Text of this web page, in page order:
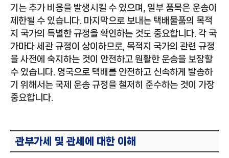
기는 추가 비용을 발생시킬 수 있으며, 일부 품목은 운송이
제한될 수 있습니다. 마지막으로 보내는 택배물품의 목적
지 국가의 특별한 규정을 확인하는 것도 중요합니다. 각 국
가마다 세관 규정이 상이하므로, 목적지 국가의 관련 규정
을 사전에 숙지하는 것이 안전하고 원활한 운송을 보장할
수 있습니다. 영국으로 택배를 안전하고 신속하게 발송하
기 위해서는 국제 운송 규정을 철저히 준수하는 것이 가장
중요합니다.
관부가세 및 관세에 대한 이해